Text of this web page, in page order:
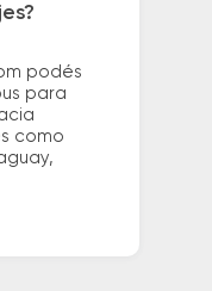
podés
para
como